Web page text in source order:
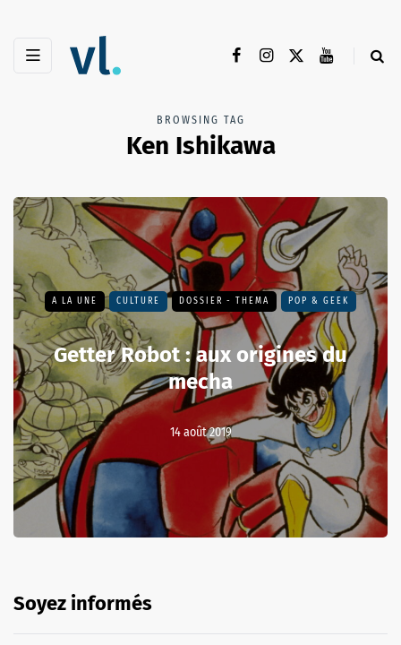
BROWSING TAG
Ken Ishikawa
A LA UNE CULTURE DOSSIER - THEMA POP & GEEK
Getter Robot : aux origines du
mecha
14 août 2019
Soyez informés